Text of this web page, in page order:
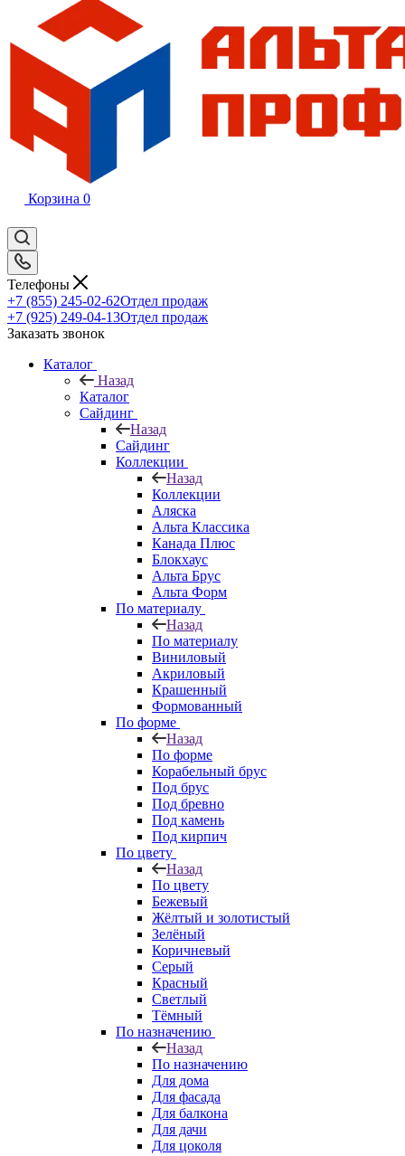
Корзина 0
Телефоны
+7 (855) 245-02-62Отдел продаж
+7 (925) 249-04-13Отдел продаж
Заказать звонок
Каталог
Назад
Каталог
Сайдинг
Назад
Сайдинг
Коллекции
Назад
Коллекции
Аляска
Альта Классика
Канада Плюс
Блокхаус
Альта Брус
Альта Форм
По материалу
Назад
По материалу
Виниловый
Акриловый
Крашенный
Формованный
По форме
Назад
По форме
Корабельный брус
Под брус
Под бревно
Под камень
Под кирпич
По цвету
Назад
По цвету
Бежевый
Жёлтый и золотистый
Зелёный
Коричневый
Серый
Красный
Светлый
Тёмный
По назначению
Назад
По назначению
Для дома
Для фасада
Для балкона
Для дачи
Для цоколя